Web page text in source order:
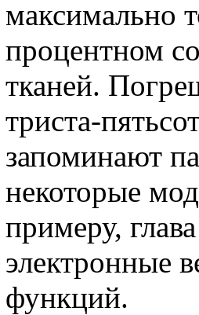
максимально
процентном
тканей.
триста-
запоминают
некоторые
примеру,
электронные
функций.